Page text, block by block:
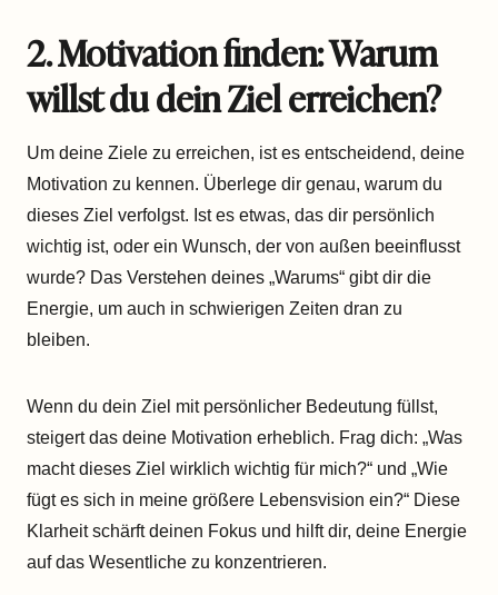
2. Motivation finden: Warum
willst du dein Ziel erreichen?
Um deine Ziele zu erreichen, ist es entscheidend, deine
Motivation zu kennen. Überlege dir genau, warum du
dieses Ziel verfolgst. Ist es etwas, das dir persönlich
wichtig ist, oder ein Wunsch, der von außen beeinflusst
wurde? Das Verstehen deines „Warums“ gibt dir die
Energie, um auch in schwierigen Zeiten dran zu
bleiben.
Wenn du dein Ziel mit persönlicher Bedeutung füllst,
steigert das deine Motivation erheblich. Frag dich: „Was
macht dieses Ziel wirklich wichtig für mich?“ und „Wie
fügt es sich in meine größere Lebensvision ein?“ Diese
Klarheit schärft deinen Fokus und hilft dir, deine Energie
auf das Wesentliche zu konzentrieren.